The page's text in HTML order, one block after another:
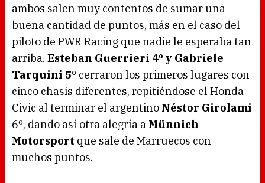
ambos salen muy contentos de sumar una
buena cantidad de puntos, más en el caso del
piloto de PWR Racing que nadie le esperaba tan
arriba. Esteban Guerrieri 4º y Gabriele
Tarquini 5º cerraron los primeros lugares con
cinco chasis diferentes, repitiéndose el Honda
Civic al terminar el argentino Néstor Girolami
6º, dando así otra alegría a Münnich
Motorsport que sale de Marruecos con
muchos puntos.